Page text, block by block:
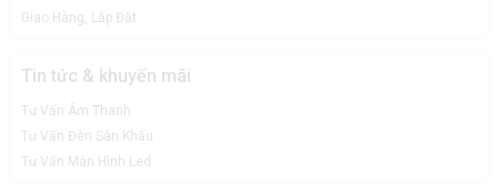
Giao Hàng, Lắp Đặt
Tin tức & khuyến mãi
Tư Vấn Âm Thanh
Tư Vấn Đèn Sân Khấu
Tư Vấn Màn Hình Led